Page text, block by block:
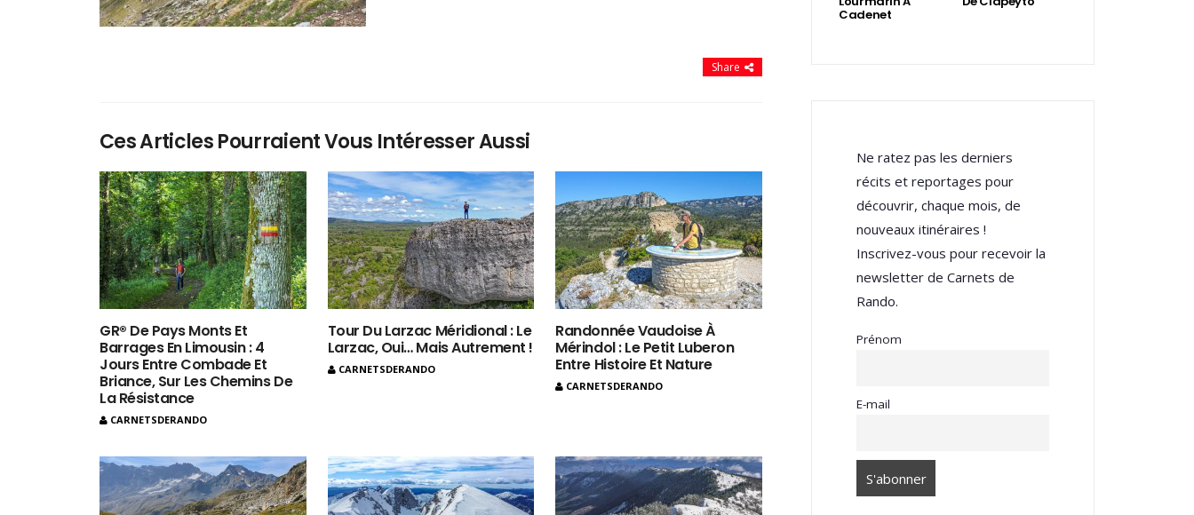
Share
Ces Articles Pourraient Vous Intéresser Aussi
GR® De Pays Monts Et
Barrages En Limousin : 4
Jours Entre Combade Et
Briance, Sur Les Chemins De
La Résistance
CARNETSDERANDO
Tour Du Larzac Méridional : Le
Larzac, Oui… Mais Autrement !
CARNETSDERANDO
Randonnée Vaudoise À
Mérindol : Le Petit Luberon
Entre Histoire Et Nature
CARNETSDERANDO
Cadenet
Ne ratez pas les derniers
récits et reportages pour
découvrir, chaque mois, de
nouveaux itinéraires !
Inscrivez-vous pour recevoir la
newsletter de Carnets de
Rando.
Prénom
E-mail